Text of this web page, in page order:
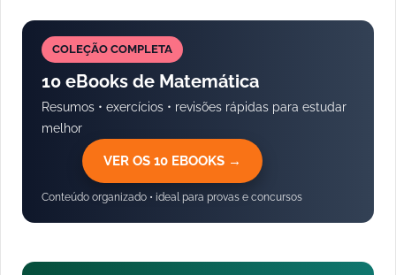
COLEÇÃO COMPLETA
10 eBooks de Matemática
Resumos • exercícios • revisões rápidas para estudar
melhor
VER OS 10 EBOOKS →
Conteúdo organizado • ideal para provas e concursos